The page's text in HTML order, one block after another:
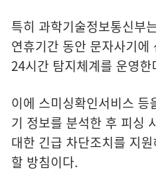
특히 과학기술정보통신부
연휴기간 동안 문자사기
24시간 탐지체계를 운영한
이에 스미싱확인서비스 등
기 정보를 분석한 후 피싱
대한 긴급 차단조치를 지
할 방침이다.